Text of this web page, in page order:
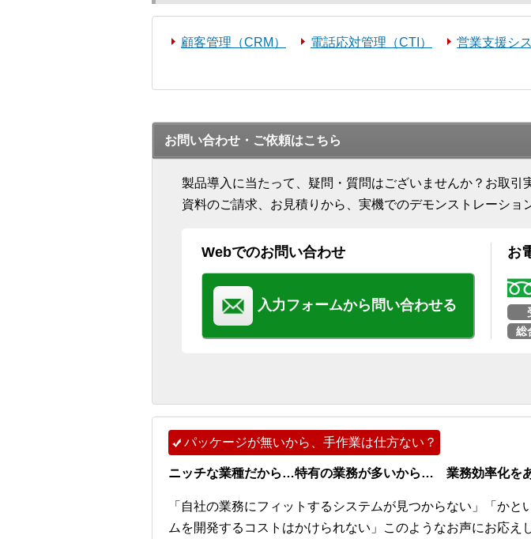
顧客管理（CRM） 電話応対管理（CTI）
営業支援シ
お問い合わせ・ご依頼はこちら
製品導入に当たって、疑問・質問はございませんか？お取引
資料のご請求、お見積りから、実機でのデモンストレーショ
Webでのお問い合わせ
入力フォームから問い合わせる
お
総
パッケージが無いから、手作業は仕方ない？
ニッチな業種だから…特有の業務が多いから… 業務効率化を
「自社の業務にフィットするシステムが見つからない」「かと
ムを開発するコストはかけられない」このようなお声にお応え